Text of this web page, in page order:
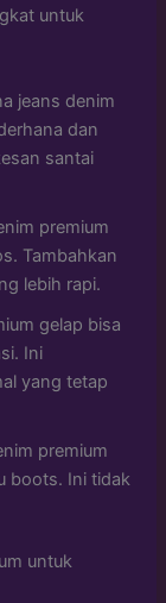
untuk
jeans denim
dan
santai
premium
Tambahkan
lebih rapi.
gelap bisa
Ini
yang tetap
premium
boots. Ini tidak
untuk